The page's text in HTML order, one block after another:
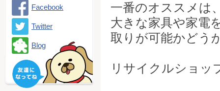
一番のオススメは
大きな家具や家電
取りが可能かどう
リサイクルショッ
Facebook
Twitter
Blog